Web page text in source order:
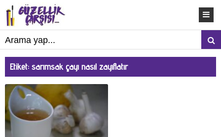
Etiket: sarımsak çayı nasıl zayıflatır